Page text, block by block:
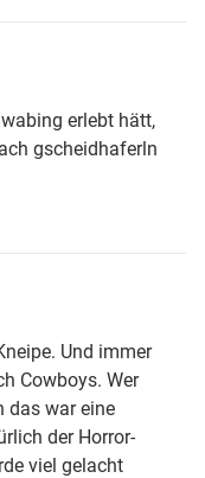
erlebt hätt,
gscheidhaferln
Und immer
Cowboys. Wer
das war eine
der Horror-
viel gelacht